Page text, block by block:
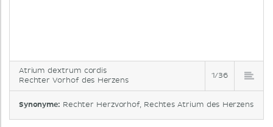
Atrium dextrum cordis
Rechter Vorhof des Herzens
1/36
Synonyme: Rechter Herzvorhof, Rechtes Atrium des Herzens